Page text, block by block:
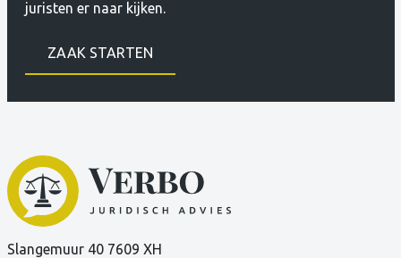
juristen er naar kijken.
ZAAK STARTEN
Slangemuur 40 7609 XH